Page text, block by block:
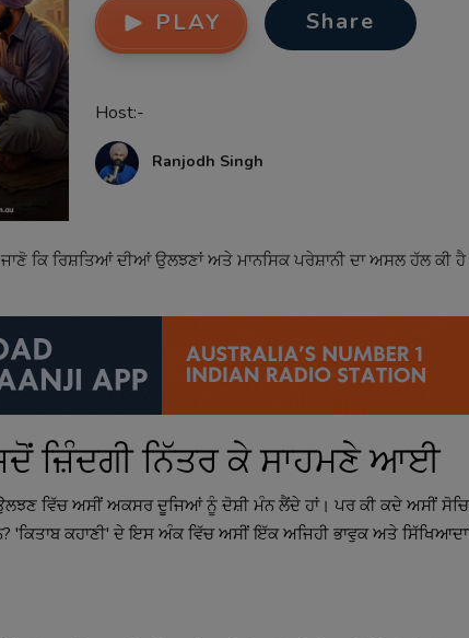
PLAY Share
Host:-
Ranjodh Singh
ਕਿ ਰਿਸ਼ਤਿਆਂ ਦੀਆਂ ਉਲਝਣਾਂ ਅਤੇ ਮਾਨਸਿਕ ਪਰੇਸ਼ਾਨੀ ਦਾ ਅਸਲ ਹੱਲ ਕੀ
ਜ਼ਿੰਦਗੀ ਨਿੱਤਰ ਕੇ ਸਾਹਮਣੇ ਆਈ
ਵਿੱਚ ਅਸੀਂ ਅਕਸਰ ਦੂਜਿਆਂ ਨੂੰ ਦੋਸ਼ੀ ਮੰਨ ਲੈਂਦੇ ਹਾਂ। ਪਰ ਕੀ ਕਦੇ ਅਸੀਂ
'ਕਿਤਾਬ ਕਹਾਣੀ' ਦੇ ਇਸ ਅੰਕ ਵਿੱਚ ਅਸੀਂ ਇੱਕ ਅਜਿਹੀ ਭਾਵੁਕ ਅਤੇ